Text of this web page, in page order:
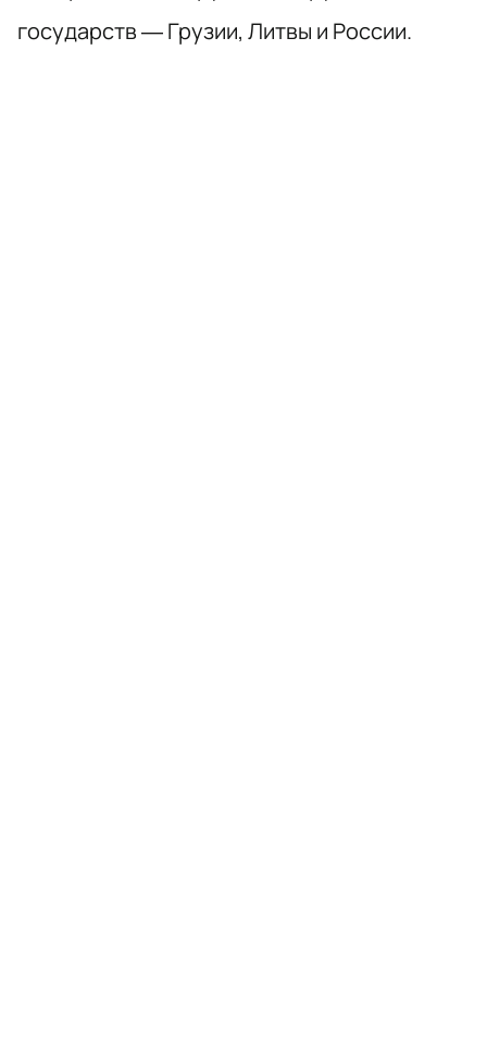
государств — Грузии, Литвы и России.